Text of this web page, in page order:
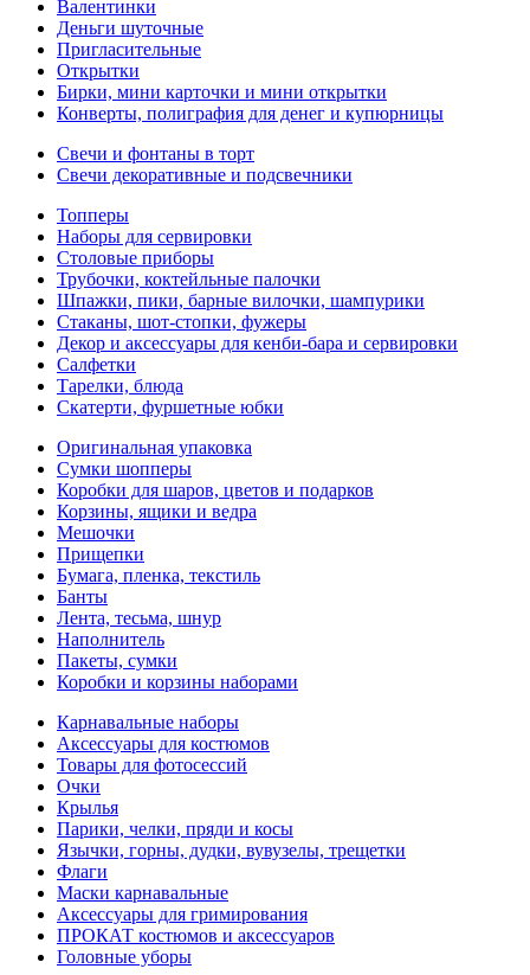
Валентинки
Деньги шуточные
Пригласительные
Открытки
Бирки, мини карточки и мини открытки
Конверты, полиграфия для денег и купюрницы
Свечи и фонтаны в торт
Свечи декоративные и подсвечники
Топперы
Наборы для сервировки
Столовые приборы
Трубочки, коктейльные палочки
Шпажки, пики, барные вилочки, шампурики
Стаканы, шот-стопки, фужеры
Декор и аксессуары для кенби-бара и сервировки
Салфетки
Тарелки, блюда
Скатерти, фуршетные юбки
Оригинальная упаковка
Сумки шопперы
Коробки для шаров, цветов и подарков
Корзины, ящики и ведра
Мешочки
Прищепки
Бумага, пленка, текстиль
Банты
Лента, тесьма, шнур
Наполнитель
Пакеты, сумки
Коробки и корзины наборами
Карнавальные наборы
Аксессуары для костюмов
Товары для фотосессий
Очки
Крылья
Парики, челки, пряди и косы
Язычки, горны, дудки, вувузелы, трещетки
Флаги
Маски карнавальные
Аксессуары для гримирования
ПРОКАТ костюмов и аксессуаров
Головные уборы